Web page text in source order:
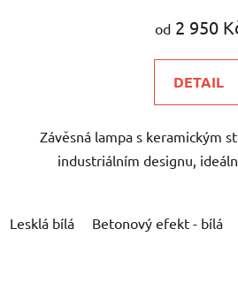
od2 950
DETAIL
Závěsná lampa s keramickým
industriálním designu,
Lesklá bílá Betonový efekt - bílá